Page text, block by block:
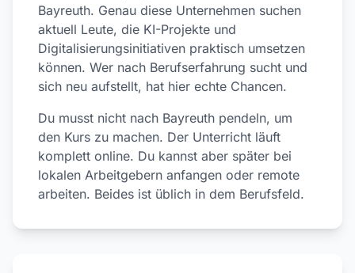
Bayreuth. Genau diese Unternehmen suchen
aktuell Leute, die KI-Projekte und
Digitalisierungsinitiativen praktisch umsetzen
können. Wer nach Berufserfahrung sucht und
sich neu aufstellt, hat hier echte Chancen.
Du musst nicht nach Bayreuth pendeln, um
den Kurs zu machen. Der Unterricht läuft
komplett online. Du kannst aber später bei
lokalen Arbeitgebern anfangen oder remote
arbeiten. Beides ist üblich in dem Berufsfeld.